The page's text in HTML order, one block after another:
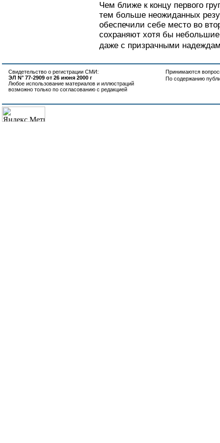
Чем ближе к концу первого
тем больше неожиданных
обеспечили себе место во
сохраняют хотя бы
даже с призрачными
Свидетельство о регистрации СМИ:
ЭЛ N° 77-2909 от 26 июня 2000 г
Любое использование материалов и иллюстраций
возможно только по согласованию с редакцией
Принимаются
По содержанию